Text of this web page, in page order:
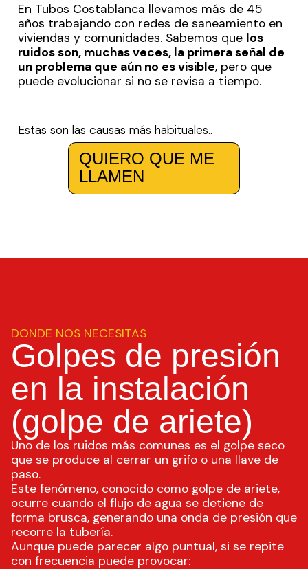
En Tubos Costablanca llevamos más de 45
años trabajando con redes de saneamiento en
viviendas y comunidades. Sabemos que los
ruidos son, muchas veces, la primera señal de
un problema que aún no es visible, pero que
puede evolucionar si no se revisa a tiempo.
Estas son las causas más habituales..
QUIERO QUE ME
LLAMEN
DONDE NOS NECESITAS
Golpes de presión
en la instalación
(golpe de ariete)
Uno de los ruidos más comunes es el golpe seco
que se produce al cerrar un grifo o una llave de
paso.
Este fenómeno, conocido como golpe de ariete,
ocurre cuando el flujo de agua se detiene de
forma brusca, generando una onda de presión que
recorre la tubería.
Aunque puede parecer algo puntual, si se repite
con frecuencia puede provocar: